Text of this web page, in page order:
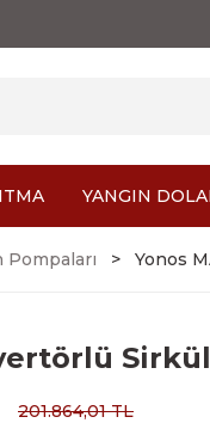
YANGIN
Yonos
201.864,01 TL